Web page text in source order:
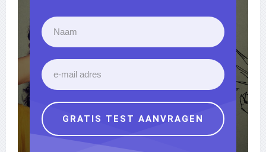
GRATIS TEST AANVRAGEN